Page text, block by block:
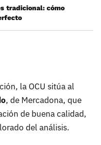
tradicional: cómo
la OCU sitúa al
, de Mercadona, que
de buena calidad,
del análisis.